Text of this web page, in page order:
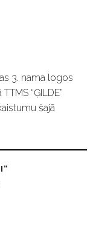
3. nama logos
“ĢILDE”
šajā